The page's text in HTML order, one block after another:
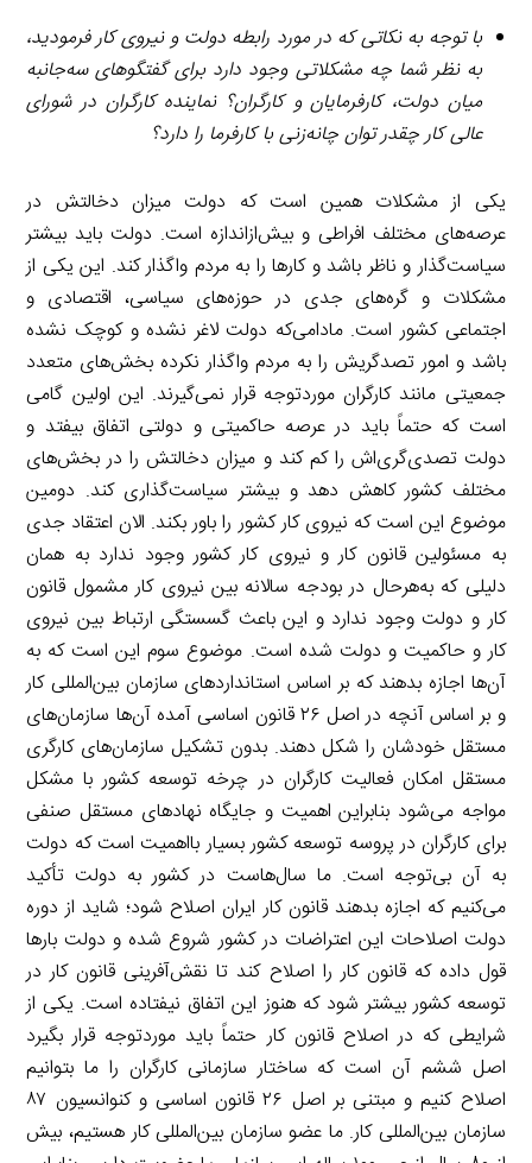
با توجه به نکاتی که در مورد رابطه دولت و نیروی کار فرمودید،
به نظر شما چه مشکلاتی وجود دارد برای گفتگوهای سه‌جانبه
میان دولت، کارفرمایان و کارگران؟ نماینده کارگران در شورای
عالی کار چقدر توان چانه‌زنی با کارفرما را دارد؟
یکی از مشکلات همین است که دولت میزان دخالتش در
عرصه‌های مختلف افراطی و بیش‌ازاندازه است. دولت باید بیشتر
سیاست‌گذار و ناظر باشد و کارها را به مردم واگذار کند. این یکی از
مشکلات و گره‌های جدی در حوزه‌های سیاسی، اقتصادی و
اجتماعی کشور است. مادامی‌که دولت لاغر نشده و کوچک نشده
باشد و امور تصدگریش را به مردم واگذار نکرده بخش‌های متعدد
جمعیتی مانند کارگران موردتوجه قرار نمی‌گیرند. این اولین گامی
است که حتماً باید در عرصه حاکمیتی و دولتی اتفاق بیفتد و
دولت تصدی‌گری‌اش را کم کند و میزان دخالتش را در بخش‌های
مختلف کشور کاهش دهد و بیشتر سیاست‌گذاری کند. دومین
موضوع این است که نیروی کار کشور را باور بکند. الان اعتقاد جدی
به مسئولین قانون کار و نیروی کار کشور وجود ندارد به همان
دلیلی که به‌هرحال در بودجه سالانه بین نیروی کار مشمول قانون
کار و دولت وجود ندارد و این باعث گسستگی ارتباط بین نیروی
کار و حاکمیت و دولت شده است. موضوع سوم این است که به
آن‌ها اجازه بدهند که بر اساس استانداردهای سازمان بین‌المللی کار
و بر اساس آنچه در اصل ۲۶ قانون اساسی آمده آن‌ها سازمان‌های
مستقل خودشان را شکل دهند. بدون تشکیل سازمان‌های کارگری
مستقل امکان فعالیت کارگران در چرخه توسعه کشور با مشکل
مواجه می‌شود بنابراین اهمیت و جایگاه نهادهای مستقل صنفی
برای کارگران در پروسه توسعه کشور بسیار بااهمیت است که دولت
به آن بی‌توجه است. ما سال‌هاست در کشور به دولت تأکید
می‌کنیم که اجازه بدهند قانون کار ایران اصلاح شود؛ شاید از دوره
دولت اصلاحات این اعتراضات در کشور شروع شده و دولت بارها
قول داده که قانون کار را اصلاح کند تا نقش‌آفرینی قانون کار در
توسعه کشور بیشتر شود که هنوز این اتفاق نیفتاده است. یکی از
شرایطی که در اصلاح قانون کار حتماً باید موردتوجه قرار بگیرد
اصل ششم آن است که ساختار سازمانی کارگران را ما بتوانیم
اصلاح کنیم و مبتنی بر اصل ۲۶ قانون اساسی و کنوانسیون ۸۷
سازمان بین‌المللی کار. ما عضو سازمان بین‌المللی کار هستیم، بیش